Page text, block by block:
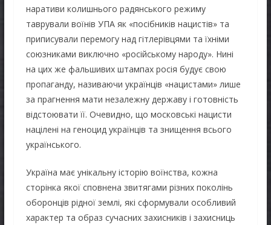
наративи колишнього радянського режиму
таврували воїнів УПА як «посібників нацистів» та
приписували перемогу над гітлерівцями та їхніми
союзниками виключно «російському народу». Нині
на цих же фальшивих штампах росія будує свою
пропаганду, називаючи українців «нацистами» лише
за прагнення мати незалежну державу і готовність
відстоювати її. Очевидно, що московські нацисти
націлені на геноцид українців та знищення всього
українського.
Україна має унікальну історію воїнства, кожна
сторінка якої сповнена звитягами різних поколінь
оборонців рідної землі, які сформували особливий
характер та образ сучасних захисників і захисниць